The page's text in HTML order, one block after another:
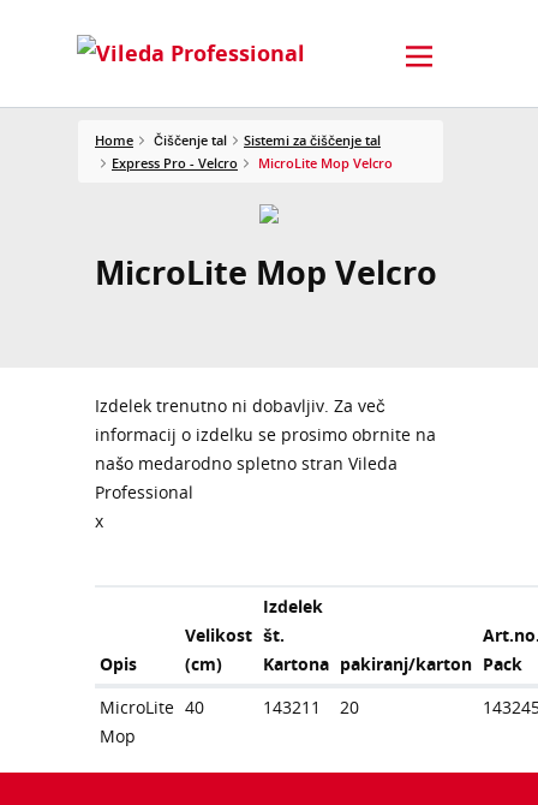
Home Čiščenje tal
Sistemi za čiščenje tal
Express Pro - Velcro
MicroLite Mop Velcro
MicroLite Mop Velcro
Izdelek trenutno ni dobavljiv. Za več
informacij o izdelku se prosimo obrnite na
našo medarodno spletno stran Vileda
Professional
x
Opis
Velikost
(cm)
Izdelek
št.
Kartona pakiranj/karton Pack
MicroLite
Mop
40 143211 20